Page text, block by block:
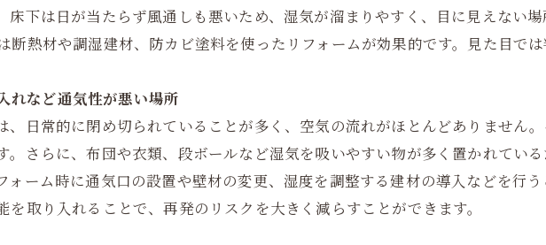
床下は日が当たらず風通しも悪いため、湿気が溜まりやすく、目に見えない
断熱材や調湿建材、防カビ塗料を使ったリフォームが効果的です。見た目で
れなど通気性が悪い場所
、日常的に閉め切られていることが多く、空気の流れがほとんどありません
。さらに、布団や衣類、段ボールなど湿気を吸いやすい物が多く置かれてい
ォーム時に通気口の設置や壁材の変更、湿度を調整する建材の導入などを行
取り入れることで、再発のリスクを大きく減らすことができます。